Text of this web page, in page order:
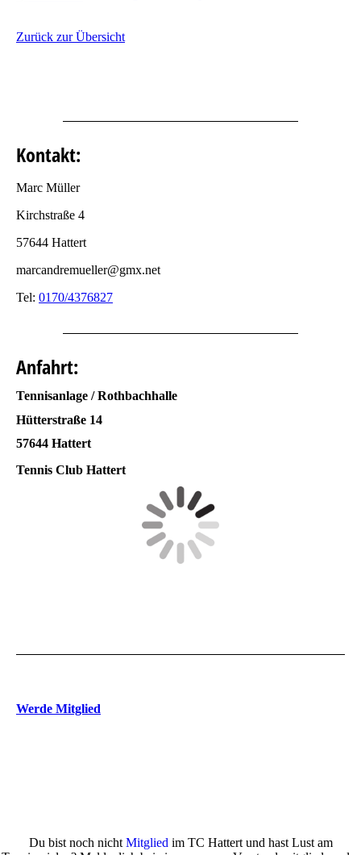
Zurück zur Übersicht
Kontakt:
Marc Müller
Kirchstraße 4
57644 Hattert
marcandremueller@gmx.net
Tel: 0170/4376827
Anfahrt:
Tennisanlage / Rothbachhalle
Hütterstraße 14
57644 Hattert
Tennis Club Hattert
Werde Mitglied
Du bist noch nichtMitgliedim TC Hattert und hast Lust am